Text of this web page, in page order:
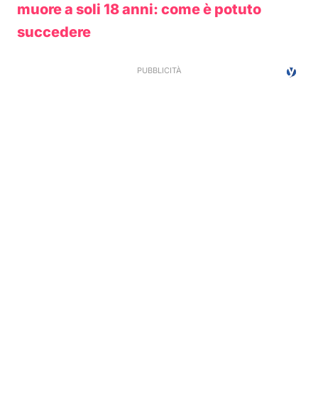
muore a soli 18 anni: come è potuto
succedere